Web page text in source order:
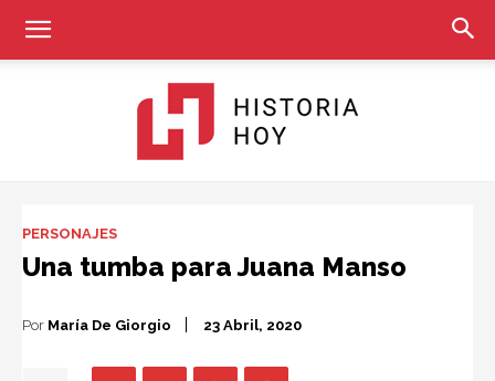
PERSONAJES
Una tumba para Juana Manso
Por María De Giorgio 23 Abril, 2020